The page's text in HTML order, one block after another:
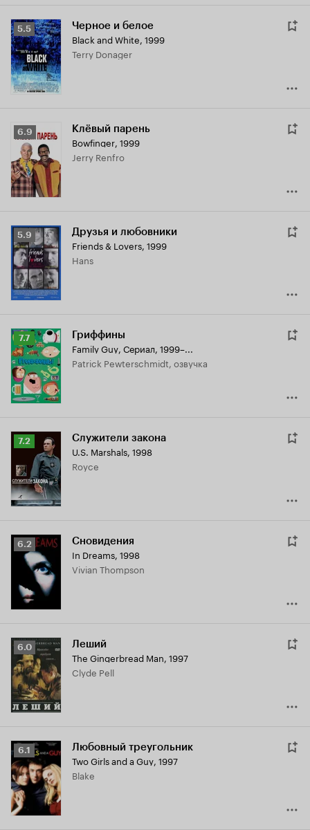
Рейтинг
Кинопоиска
5.5
5.5 Черное и белое
Black and White, 1999
Terry Donager
Рейтинг
Кинопоиска
6.9
6.9 Клёвый парень
Bowfinger, 1999
Jerry Renfro
Рейтинг
Кинопоиска
5.9
5.9 Друзья и любовники
Friends & Lovers, 1999
Hans
Рейтинг
Кинопоиска
7.7
7.7 Гриффины
Family Guy, Сериал, 1999–...
Patrick Pewterschmidt, озвучка
Рейтинг
Кинопоиска
7.2
7.2 Служители закона
U.S. Marshals, 1998
Royce
Рейтинг
Кинопоиска
6.2
6.2 Сновидения
In Dreams, 1998
Vivian Thompson
Рейтинг
Кинопоиска
6.0
6.0 Леший
The Gingerbread Man, 1997
Clyde Pell
Рейтинг
Кинопоиска
6.1
6.1 Любовный треугольник
Two Girls and a Guy, 1997
Blake